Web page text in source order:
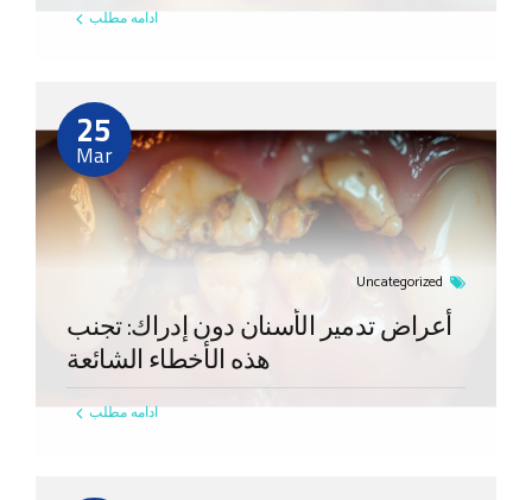
ادامه مطلب
Uncategorized
25
Mar
أعراض تدمير الأسنان دون إدراك: تجنب
هذه الأخطاء الشائعة
ادامه مطلب